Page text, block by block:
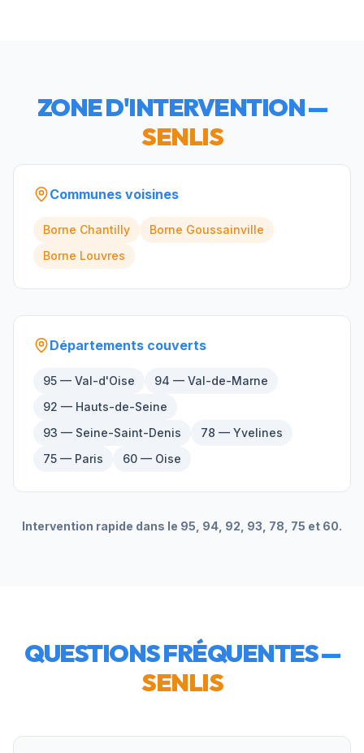
ZONE D'INTERVENTION —
SENLIS
Communes voisines
Borne Chantilly Borne Goussainville
Borne Louvres
Départements couverts
95 — Val-d'Oise
94 — Val-de-Marne
92 — Hauts-de-Seine
93 — Seine-Saint-Denis
78 — Yvelines
75 — Paris
60 — Oise
Intervention rapide dans le 95, 94, 92, 93, 78, 75 et 60.
QUESTIONS FRÉQUENTES —
SENLIS